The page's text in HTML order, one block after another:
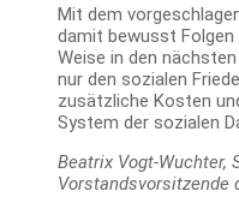
Mit dem
damit bewusst
Weise in den
nur den sozialen
zusätzliche Kosten
System der sozialen
Beatrix Vogt-Wuchter,
Vorstandsvorsitzende